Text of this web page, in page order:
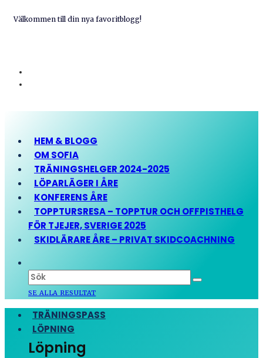
Välkommen till din nya favoritblogg!
HEM & BLOGG
OM SOFIA
TRÄNINGSHELGER 2024-2025
LÖPARLÄGER I ÅRE
KONFERENS ÅRE
TOPPTURSRESA – TOPPTUR OCH OFFPISTHELG
FÖR TJEJER, SVERIGE 2025
SKIDLÄRARE ÅRE – PRIVAT SKIDCOACHNING
SE ALLA RESULTAT
TRÄNINGSPASS
LÖPNING
Löpning